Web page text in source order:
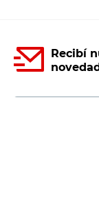
Recibí